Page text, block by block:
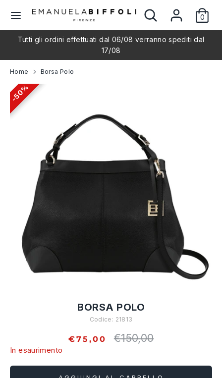
Cerca
Cerca
nostro
negozio
0
L
n
g
u
nel
nostro
Tutti gli ordini effettuati dal 06/08 verranno spediti dal
17/08
Home Borsa Polo
50%
50%
BORSA POLO
Codice: 21813
€75,00
Prezzo
€150,00
In esaurimento